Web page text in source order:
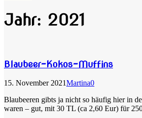
Jahr: 2021
Blaubeer-Kokos-Muffins
15. November 2021Martina0
Blaubeeren gibts ja nicht so häufig hier in
waren – gut, mit 30 TL (ca 2,60 Eur) für